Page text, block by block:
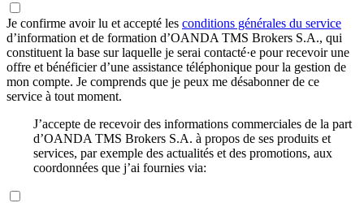
Je confirme avoir lu et accepté les conditions générales du service
d’information et de formation d’OANDA TMS Brokers S.A., qui
constituent la base sur laquelle je serai contacté·e pour recevoir une
offre et bénéficier d’une assistance téléphonique pour la gestion de
mon compte. Je comprends que je peux me désabonner de ce
service à tout moment.
J’accepte de recevoir des informations commerciales de la part
d’OANDA TMS Brokers S.A. à propos de ses produits et
services, par exemple des actualités et des promotions, aux
coordonnées que j’ai fournies via: